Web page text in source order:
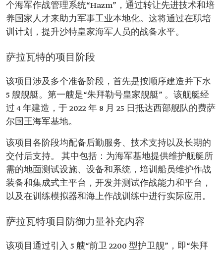
个海军作战管理系统“Hazm”，通过转让先进技术和培
养国家人才来助力军事工业本地化。这将通过在职培
训计划，提升沙特皇家海军人员的战备水平。
萨拉瓦特的项目阶段
该项目涉及多个准备阶段，首先是按顺序建造并下水
5 艘舰艇。第一艘是“朱拜勒号皇家舰艇” 。该舰艇经
过 4 年建造，于 2022 年 8 月 25 日抵达西部舰队的费萨
尔国王海军基地。
该项目各阶段均配备后勤服务、技术支持以及长期的
交付后支持。 其中包括：为海军基地提供维护舰艇所
需的地面测试设施、设备和系统，培训船员维护作战
装备和集成式主平台，开发并测试作战能力和平台，
以及在训练模拟器和海上作战训练中进行实际应用。
萨拉瓦特项目防御力量补充内容
该项目通过引入 5 艘“前卫 2200 型护卫舰”，即“朱拜